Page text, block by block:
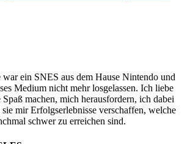
ein SNES aus dem Hause Nintendo und
Medium nicht mehr losgelassen. Ich liebe
machen, mich herausfordern, ich dabei
mir Erfolgserlebnisse verschaffen, welche
schwer zu erreichen sind.